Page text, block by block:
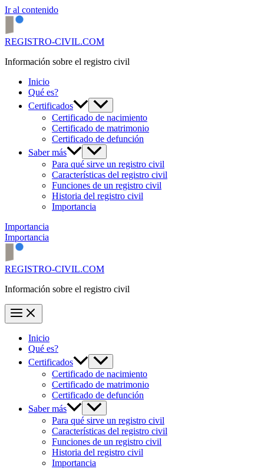
Ir al contenido
REGISTRO-CIVIL.COM
Información sobre el registro civil
Inicio
Qué es?
Certificados
Certificado de nacimiento
Certificado de matrimonio
Certificado de defunción
Saber más
Para qué sirve un registro civil
Características del registro civil
Funciones de un registro civil
Historia del registro civil
Importancia
Importancia
Importancia
REGISTRO-CIVIL.COM
Información sobre el registro civil
Inicio
Qué es?
Certificados
Certificado de nacimiento
Certificado de matrimonio
Certificado de defunción
Saber más
Para qué sirve un registro civil
Características del registro civil
Funciones de un registro civil
Historia del registro civil
Importancia